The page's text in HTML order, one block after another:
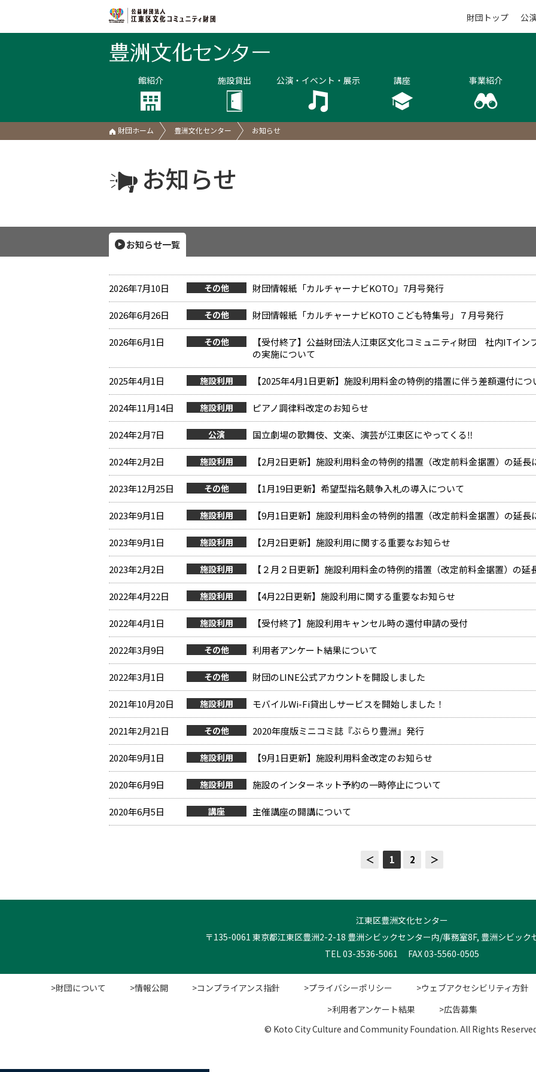
財団トップ 公
館紹介 施設貸出 公演・イベント・展示 講座 事業紹介
財団ホーム 豊洲文化センター お知らせ
お知らせ
お知らせ一覧
2026年7月10日 その他 財団情報紙「カルチャーナビKOTO」7月号発行
2026年6月26日 その他 財団情報紙「カルチャーナビKOTO こども特集号」７月号発行
2026年6月1日 その他
【受付終了】公益財団法人江東区文化コミュニティ財団 社内ITイン
の実施について
2025年4月1日 施設利用 【2025年4月1日更新】施設利用料金の特例的措置に伴う差額還付につ
2024年11月14日 施設利用 ピアノ調律料改定のお知らせ
2024年2月7日 公演 国立劇場の歌舞伎、文楽、演芸が江東区にやってくる‼
2024年2月2日 施設利用 【2月2日更新】施設利用料金の特例的措置（改定前料金据置）の延長
2023年12月25日 その他 【1月19日更新】希望型指名競争入札の導入について
2023年9月1日 施設利用 【9月1日更新】施設利用料金の特例的措置（改定前料金据置）の延長
2023年9月1日 施設利用 【2月2日更新】施設利用に関する重要なお知らせ
2023年2月2日 施設利用 【２月２日更新】施設利用料金の特例的措置（改定前料金据置）の延
2022年4月22日 施設利用 【4月22日更新】施設利用に関する重要なお知らせ
2022年4月1日 施設利用 【受付終了】施設利用キャンセル時の還付申請の受付
2022年3月9日 その他 利用者アンケート結果について
2022年3月1日 その他 財団のLINE公式アカウントを開設しました
2021年10月20日 施設利用 モバイルWi-Fi貸出しサービスを開始しました！
2021年2月21日 その他 2020年度版ミニコミ誌『ぶらり豊洲』発行
2020年9月1日 施設利用 【9月1日更新】施設利用料金改定のお知らせ
2020年6月9日 施設利用 施設のインターネット予約の一時停止について
2020年6月5日 講座 主催講座の開講について
＜ 1 2 ＞
江東区豊洲文化センター
〒135-0061 東京都江東区豊洲2-2-18 豊洲シビックセンター内/事務室8F, 豊洲シビック
TEL 03-3536-5061 FAX 03-5560-0505
>財団について >情報公開 >コンプライアンス指針 >プライバシーポリシー >ウェブアクセシビリティ方針
>利用者アンケート結果
>広告募集
© Koto City Culture and Community Foundation. All Rights